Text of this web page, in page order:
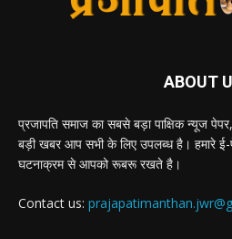
ABOUT
प्रजापति समाज का सबसे बड़ा पाक्षिक न्यूज
बड़ी खबर आप सभी के लिए उपलब्ध है। हमारे
घटनाक्रम से आपको रूबरू रखते है।
Contact us: